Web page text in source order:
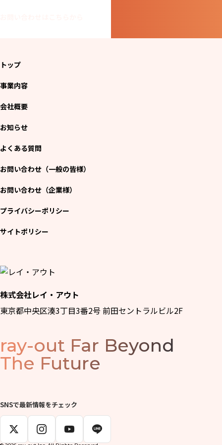
株式会社レイ・アウト
東京都中央区湊3丁目3番2号 前田セントラルビル2F
トップ
事業内容
会社概要
お知らせ
よくある質問
お問い合わせ（一般の皆様）
お問い合わせ（企業様）
プライバシーポリシー
サイトポリシー
ray-out Far Beyond
The Future
SNSで最新情報をチェック